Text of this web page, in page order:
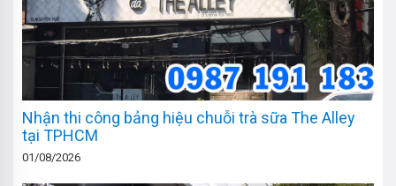
Nhận thi công bảng hiệu chuỗi trà sữa The Alley
tại TPHCM
01/08/2026